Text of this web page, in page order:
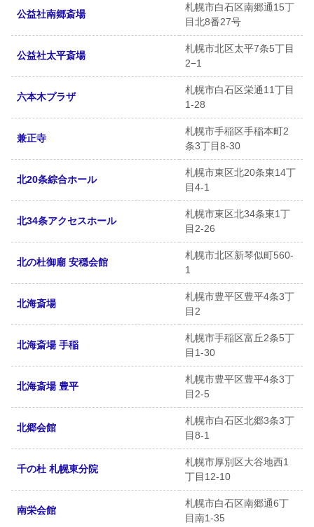
公益社南郷斎場
札幌市白石区南郷通15丁
目北8番27号
公益社太平斎場
札幌市北区太平7条5丁目
2−1
六本木プラザ
札幌市白石区栄通11丁目
1-28
兼正寺
札幌市手稲区手稲本町2
条3丁目8-30
北20条綜合ホール
札幌市東区北20条東14丁
目4-1
北34条アクセスホール
札幌市東区北34条東1丁
目2-26
北の杜御廟 安穏会館
札幌市北区新琴似町560-
1
北海斎場
札幌市豊平区豊平4条3丁
目2
北海斎場 手稲
札幌市手稲区富丘2条5丁
目1-30
北海斎場 豊平
札幌市豊平区豊平4条3丁
目2-5
北郷会館
札幌市白石区北郷3条3丁
目8-1
千の杜 札幌東分院
札幌市厚別区大谷地西1
丁目12-10
南栄会館
札幌市白石区南郷通6丁
目南1-35